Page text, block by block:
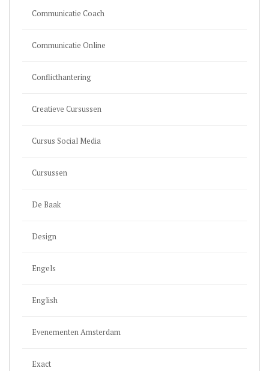
Communicatie Coach
Communicatie Online
Conflicthantering
Creatieve Cursussen
Cursus Social Media
Cursussen
De Baak
Design
Engels
English
Evenementen Amsterdam
Exact